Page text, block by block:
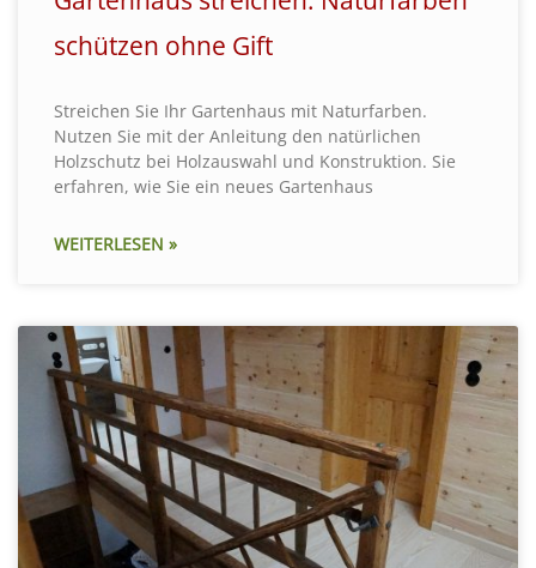
schützen ohne Gift
Streichen Sie Ihr Gartenhaus mit Naturfarben.
Nutzen Sie mit der Anleitung den natürlichen
Holzschutz bei Holzauswahl und Konstruktion. Sie
erfahren, wie Sie ein neues Gartenhaus
WEITERLESEN »